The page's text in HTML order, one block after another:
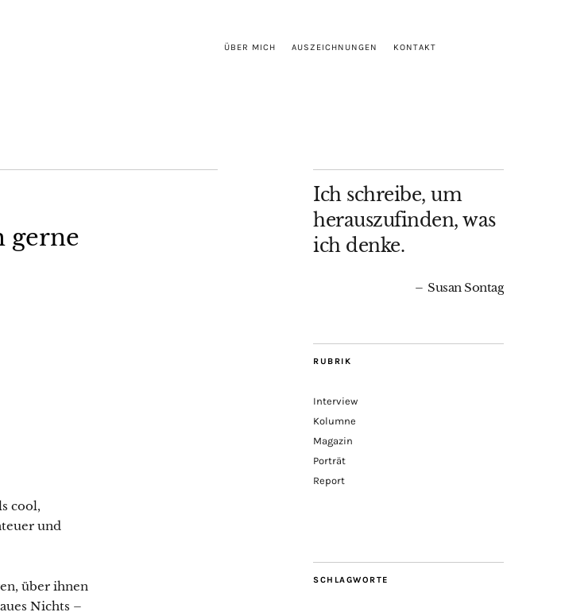
ÜBER MICH AUSZEICHNUNGEN KONTAKT
gerne
cool,
und
über ihnen
Nichts –
Ich schreibe, um
herauszufinden, was
ich denke.
Susan Sontag
RUBRIK
Interview
Kolumne
Magazin
Porträt
Report
SCHLAGWORTE